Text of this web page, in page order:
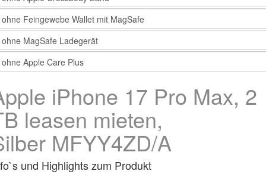
iPhone 17 Pro Max, 2
leasen mieten,
MFYY4ZD/A
und Highlights zum Produkt